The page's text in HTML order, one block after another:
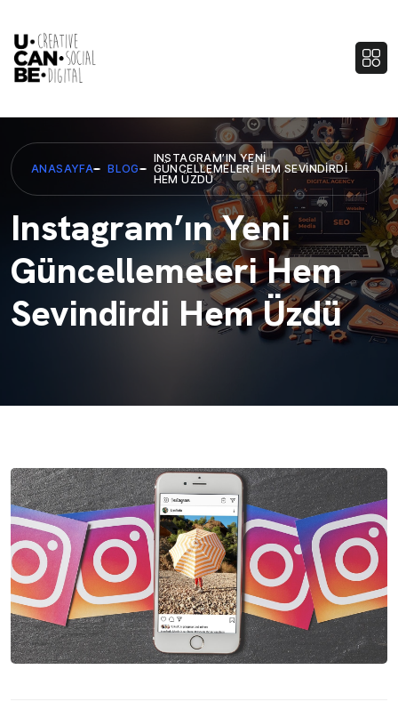
ANASAYFA BLOG
INSTAGRAM’IN YENI
GÜNCELLEMELERI HEM SEVINDIRDI
HEM ÜZDÜ
Instagram’ın Yeni
Güncellemeleri Hem
Sevindirdi Hem Üzdü